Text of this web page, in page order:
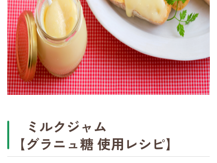
ミルクジャム
【グラニュ糖 使用レシピ】